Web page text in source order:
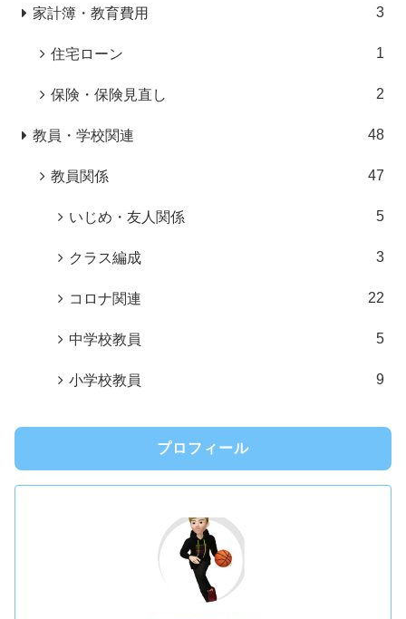
家計簿・教育費用 3
住宅ローン 1
保険・保険見直し 2
教員・学校関連 48
教員関係 47
いじめ・友人関係 5
クラス編成 3
コロナ関連 22
中学校教員 5
小学校教員 9
プロフィール